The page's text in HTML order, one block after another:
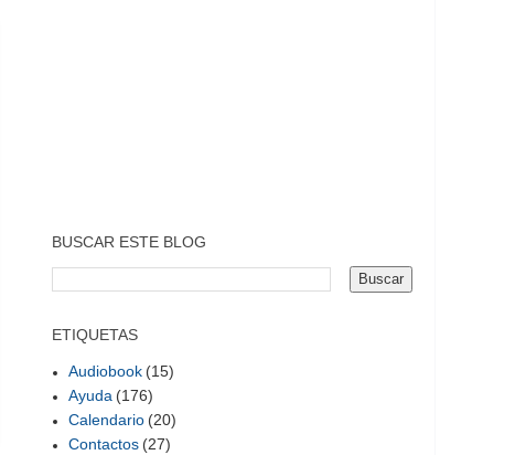
BUSCAR ESTE BLOG
ETIQUETAS
Audiobook (15)
Ayuda (176)
Calendario (20)
Contactos (27)